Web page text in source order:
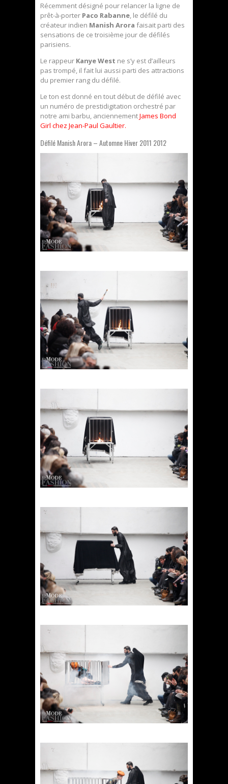
Récemment désigné pour relancer la ligne de
prêt-à-porter Paco Rabanne, le défilé du
créateur indien Manish Arora faisait parti des
sensations de ce troisième jour de défilés
parisiens.
Le rappeur Kanye West ne s’y est d’ailleurs
pas trompé, il fait lui aussi parti des attractions
du premier rang du défilé.
Le ton est donné en tout début de défilé avec
un numéro de prestidigitation orchestré par
notre ami barbu, anciennementJames Bond
Girl chez Jean-Paul Gaultier.
Défilé Manish Arora – Automne Hiver 2011 2012